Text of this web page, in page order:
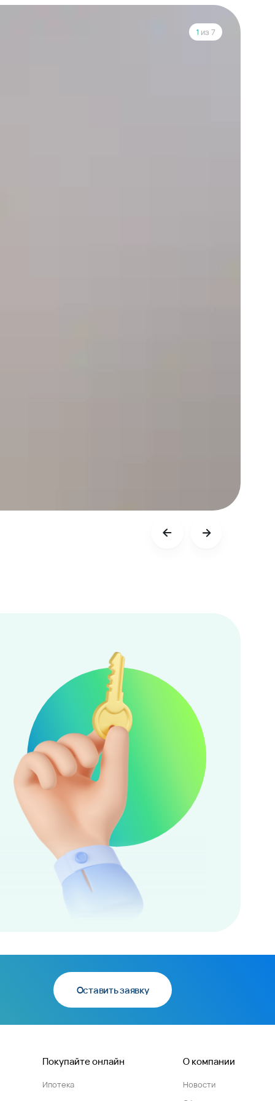
1 из 7
Оставить заявку
Покупайте онлайн
Ипотека
О компании
Новости